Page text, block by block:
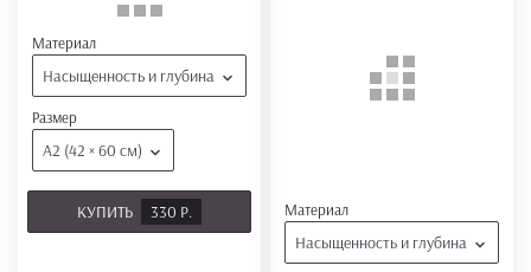
Материал
Насыщенность и глубина
Размер
А2 (42 × 60 см)
КУПИТЬ 330 Р. Материал
Насыщенность и глубина